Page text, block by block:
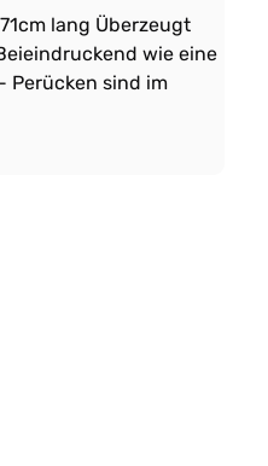
lang Überzeugt
wie eine
Perücken sind im